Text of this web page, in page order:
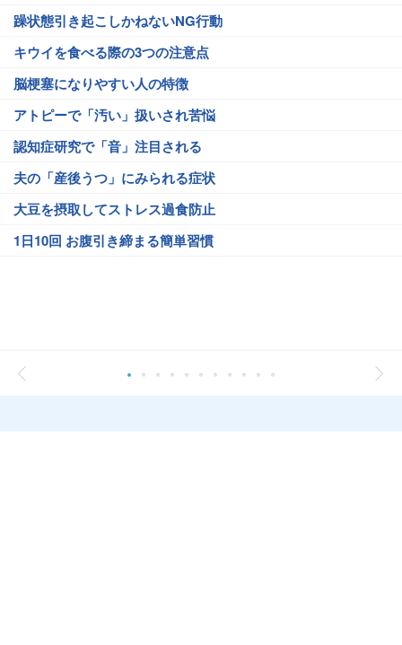
躁状態引き起こしかねないNG行動
キウイを食べる際の3つの注意点
脳梗塞になりやすい人の特徴
アトピーで「汚い」扱いされ苦悩
認知症研究で「音」注目される
夫の「産後うつ」にみられる症状
大豆を摂取してストレス過食防止
1日10回 お腹引き締まる簡単習慣